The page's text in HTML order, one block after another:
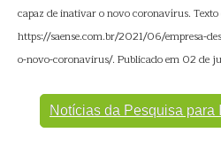
capaz de inativar o novo coronavírus.
https://saense.com.br/2021/06/empresa-
o-novo-coronavirus/. Publicado em 02 de
Notícias da Pesquisa para